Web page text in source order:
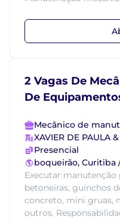
2 Vagas De
De
Mecânico de
XAVIER DE PAULA
Presencial
boqueirão, Curitiba
Executar
betoneiras, guinchos
concreto, mini gruas,
outros.